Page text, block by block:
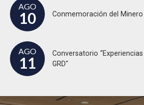
AGO
10 Conmemoración del
AGO
11
Conversatorio
GRD"